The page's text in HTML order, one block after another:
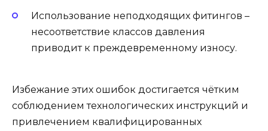
Использование неподходящих фитингов –
несоответствие классов давления
приводит к преждевременному износу.
Избежание этих ошибок достигается чётким
соблюдением технологических инструкций и
привлечением квалифицированных